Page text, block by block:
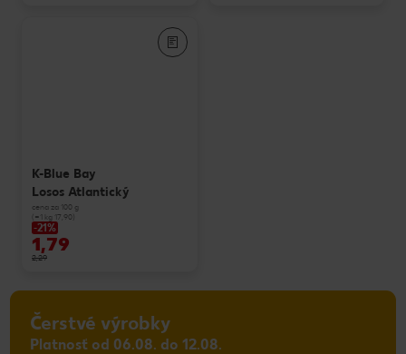
K-Blue Bay
Losos Atlantický
cena za 100 g
(=1 kg 17,90)
-21%
1,79
2,29
Čerstvé výrobky
Platnosť od 06.08. do 12.08.